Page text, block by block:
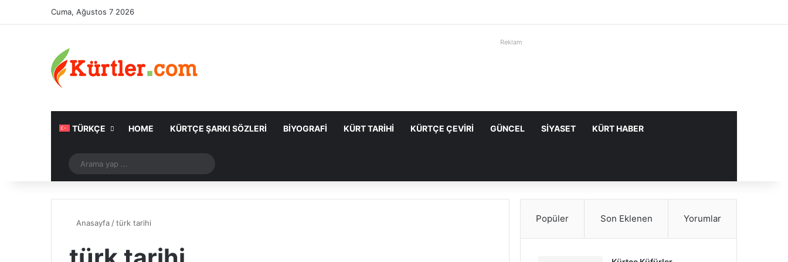
Cuma, Ağustos 7 2026
Reklam
TÜRKÇE HOME KÜRTÇE ŞARKI SÖZLERI BIYOGRAFI KÜRT TARIHI KÜRTÇE ÇEVIRI GÜNCEL SIYASET KÜRT HABER
Rastgele Makale
yap
Anasayfa /türk tarihi Popüler Son Eklenen Yorumlar